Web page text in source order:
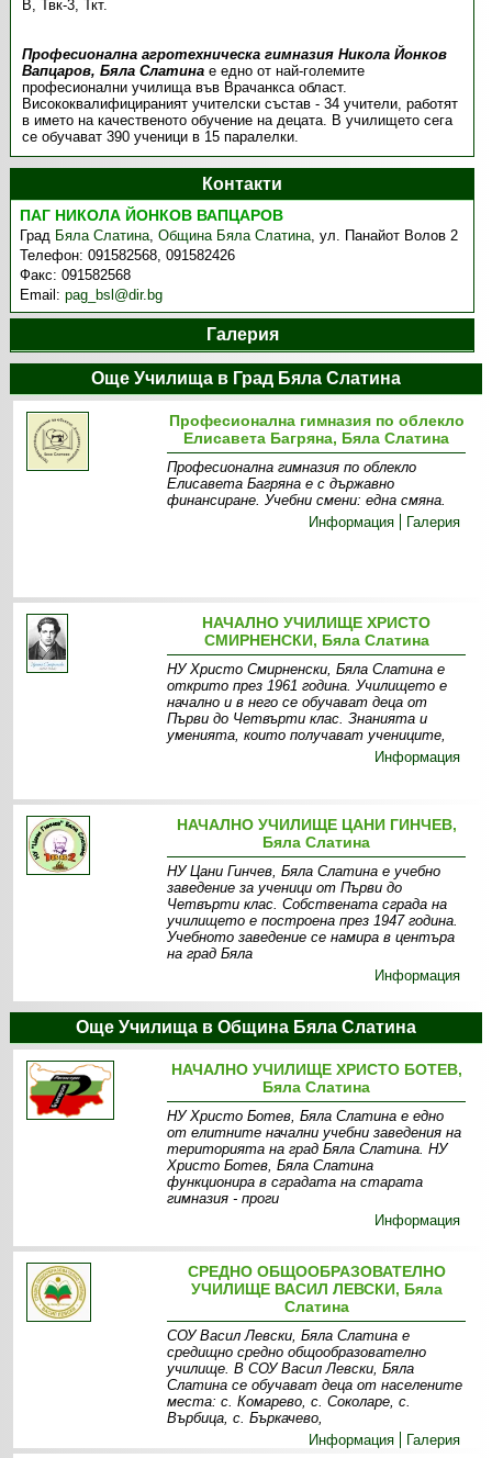
В, Твк-3, Ткт.
Професионална агротехническа гимназия Никола Йонков
Вапцаров, Бяла Слатинае едно от най-големите
професионални училища във Врачанкса област.
Висококвалифицираният учителски състав - 34 учители, работят
в името на качественото обучение на децата. В училището сега
се обучават 390 ученици в 15 паралелки.
Контакти
ПАГ НИКОЛА ЙОНКОВ ВАПЦАРОВ
Град Бяла Слатина,Община Бяла Слатина,ул. Панайот Волов 2
Телефон:091582568, 091582426
Факс:091582568
Email:pag_bsl@dir.bg
Галерия
Още Училища в Град Бяла Слатина
Професионална гимназия по облекло
Елисавета Багряна, Бяла Слатина
Професионална гимназия по облекло
Елисавета Багряна е с държавно
финансиране. Учебни смени: една смяна.
Информация
Галерия
НАЧАЛНО УЧИЛИЩЕ ХРИСТО
СМИРНЕНСКИ, Бяла Слатина
НУ Христо Смирненски, Бяла Слатина е
открито през 1961 година. Училището е
начално и в него се обучават деца от
Първи до Четвърти клас. Знанията и
уменията, които получават учениците,
Информация
НАЧАЛНО УЧИЛИЩЕ ЦАНИ ГИНЧЕВ,
Бяла Слатина
НУ Цани Гинчев, Бяла Слатина е учебно
заведение за ученици от Първи до
Четвърти клас. Собствената сграда на
училището е построена през 1947 година.
Учебното заведение се намира в центъра
на град Бяла
Информация
Още Училища в Община Бяла Слатина
НАЧАЛНО УЧИЛИЩЕ ХРИСТО БОТЕВ,
Бяла Слатина
НУ Христо Ботев, Бяла Слатина е едно
от елитните начални учебни заведения на
територията на град Бяла Слатина. НУ
Христо Ботев, Бяла Слатина
функционира в сградата на старата
гимназия - проги
Информация
СРЕДНО ОБЩООБРАЗОВАТЕЛНО
УЧИЛИЩЕ ВАСИЛ ЛЕВСКИ, Бяла
Слатина
СОУ Васил Левски, Бяла Слатина е
средищно средно общообразователно
училище. В СОУ Васил Левски, Бяла
Слатина се обучават деца от населените
места: с. Комарево, с. Соколаре, с.
Върбица, с. Бъркачево,
Информация
Галерия